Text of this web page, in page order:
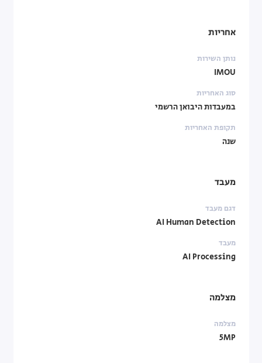
אחריות
נותן השירות
IMOU
סוג האחריות
במעבדות היבואן הרשמי
תקופת האחריות
שנה
מעבד
דגם מעבד
AI Human Detection
מעבד
AI Processing
מצלמה
מצלמה
5MP